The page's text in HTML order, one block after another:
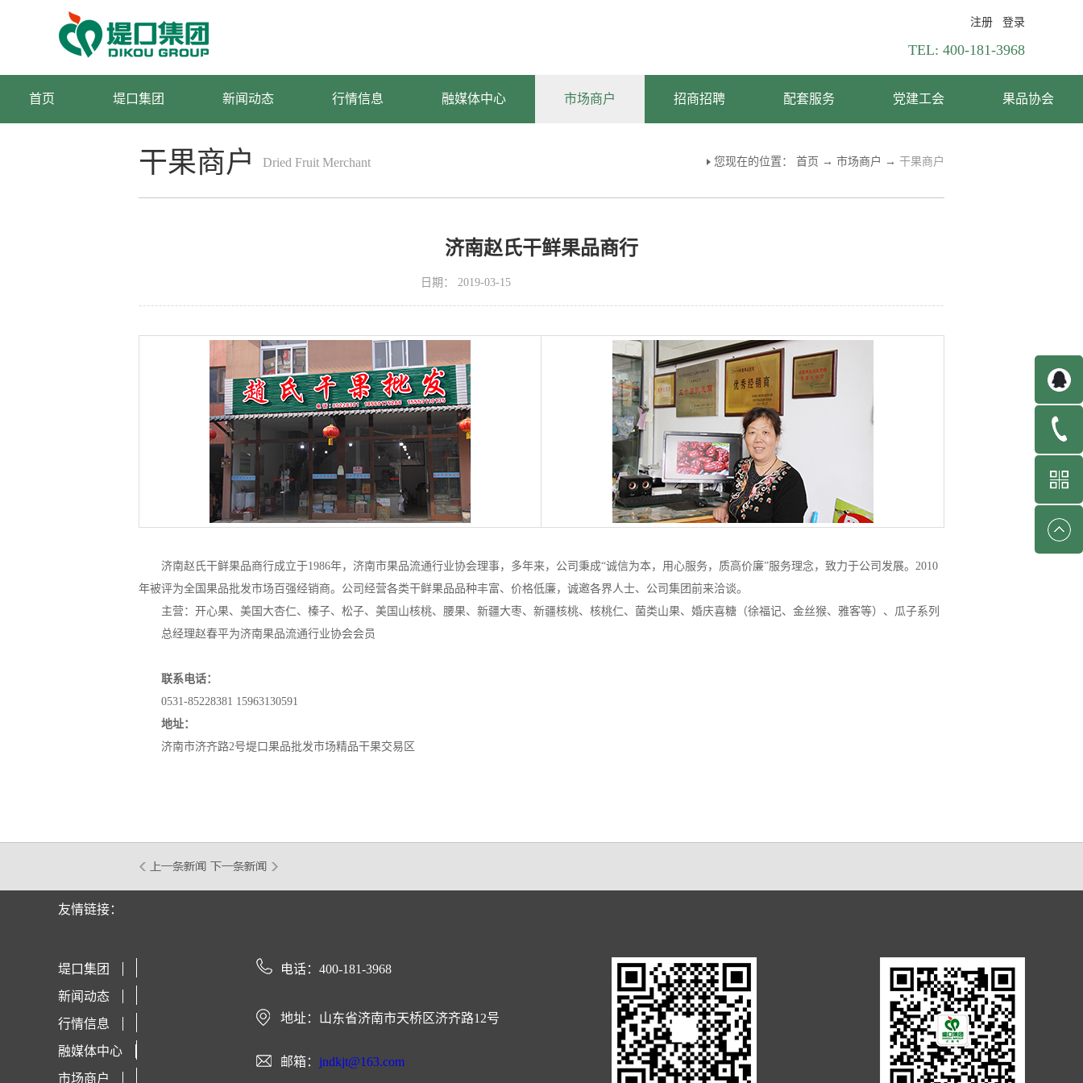
登录
注册
TEL: 400-181-3968
首页 堤口集团 新闻动态 行情信息 融媒体中心 市场商户 招商招聘 配套服务 党建工会 果品协会
干果商户 Dried Fruit Merchant 您现在的位置： 首页 → 市场商户 → 干果商户
济南赵氏干鲜果品商行
日期： 2019-03-15
济南赵氏干鲜果品商行成立于1986年，济南市果品流通行业协会理事，多年来，公司秉成“诚信为本，用心服务，质高价廉”服务理念，致力于公司发展。2010
年被评为全国果品批发市场百强经销商。公司经营各类干鲜果品品种丰富、价格低廉，诚邀各界人士、公司集团前来洽谈。
主营：开心果、美国大杏仁、榛子、松子、美国山核桃、腰果、新疆大枣、新疆核桃、核桃仁、菌类山果、婚庆喜糖（徐福记、金丝猴、雅客等）、瓜子系列
总经理赵春平为济南果品流通行业协会会员
联系电话：
0531-85228381 15963130591
地址：
济南市济齐路2号堤口果品批发市场精品干果交易区
友情链接：
堤口集团
新闻动态
行情信息
融媒体中心
市场商户
电话：400-181-3968
地址：山东省济南市天桥区济齐路12号
邮箱： jndkjt@163.com